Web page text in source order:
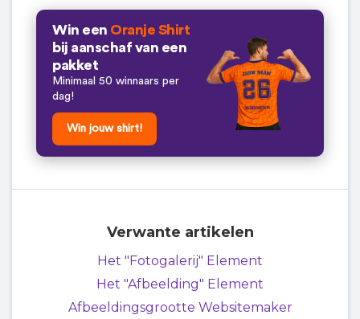
Win een Oranje Shirt
bij aanschaf van een
pakket
Minimaal 50 winnaars per
dag!
Win jouw shirt!
Verwante artikelen
Het "Fotogalerij" Element
Het "Afbeelding" Element
Afbeeldingsgrootte Websitemaker